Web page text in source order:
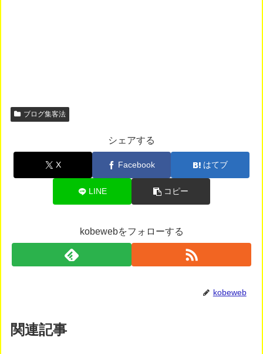
ブログ集客法
シェアする
X Facebook はてブ
LINE コピー
kobewebをフォローする
kobeweb
関連記事